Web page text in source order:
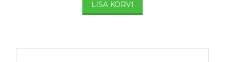
LISA KORVI